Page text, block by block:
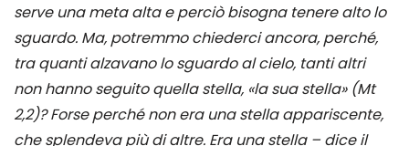
serve una meta alta e perciò bisogna tenere alto lo
sguardo. Ma, potremmo chiederci ancora, perché,
tra quanti alzavano lo sguardo al cielo, tanti altri
non hanno seguito quella stella, «la sua stella» (Mt
2,2)? Forse perché non era una stella appariscente,
che splendeva più di altre. Era una stella – dice il